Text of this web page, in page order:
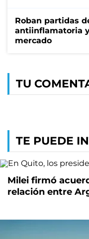
Roban partidas
antiinflamatoria
mercado
TU
TE PUEDE
Milei firmó
relación entre